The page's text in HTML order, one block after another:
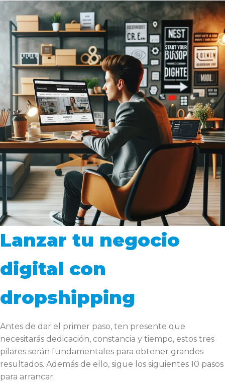
Lanzar tu negocio
digital con
dropshipping
Antes de dar el primer paso, ten presente que
necesitarás dedicación, constancia y tiempo, estos tres
pilares serán fundamentales para obtener grandes
resultados. Además de ello, sigue los siguientes 10 pasos
para arrancar: